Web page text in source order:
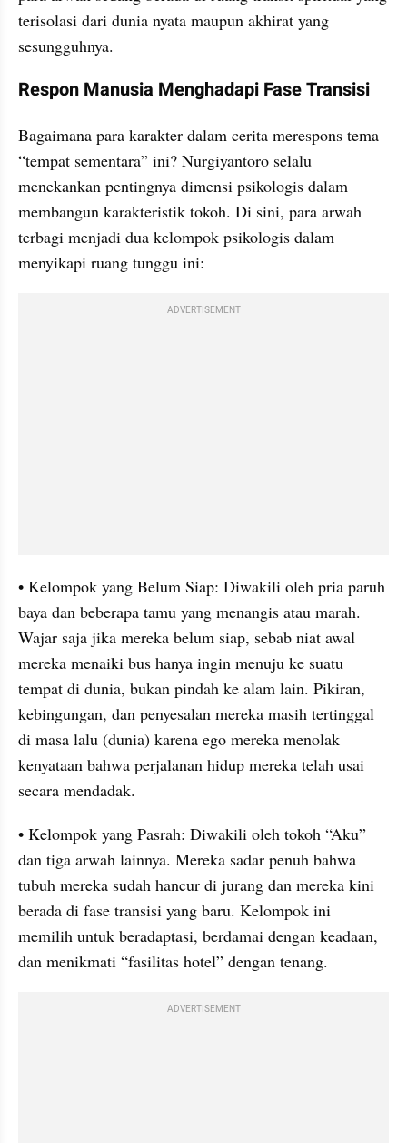
terisolasi dari dunia nyata maupun akhirat yang
sesungguhnya.
Respon Manusia Menghadapi Fase Transisi
Bagaimana para karakter dalam cerita merespons tema
“tempat sementara” ini? Nurgiyantoro selalu
menekankan pentingnya dimensi psikologis dalam
membangun karakteristik tokoh. Di sini, para arwah
terbagi menjadi dua kelompok psikologis dalam
menyikapi ruang tunggu ini:
ADVERTISEMENT
• Kelompok yang Belum Siap: Diwakili oleh pria paruh
baya dan beberapa tamu yang menangis atau marah.
Wajar saja jika mereka belum siap, sebab niat awal
mereka menaiki bus hanya ingin menuju ke suatu
tempat di dunia, bukan pindah ke alam lain. Pikiran,
kebingungan, dan penyesalan mereka masih tertinggal
di masa lalu (dunia) karena ego mereka menolak
kenyataan bahwa perjalanan hidup mereka telah usai
secara mendadak.
• Kelompok yang Pasrah: Diwakili oleh tokoh “Aku”
dan tiga arwah lainnya. Mereka sadar penuh bahwa
tubuh mereka sudah hancur di jurang dan mereka kini
berada di fase transisi yang baru. Kelompok ini
memilih untuk beradaptasi, berdamai dengan keadaan,
dan menikmati “fasilitas hotel” dengan tenang.
ADVERTISEMENT